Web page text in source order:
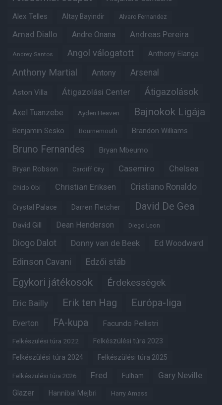
Alex Telles Altay Bayindir Alvaro Fernandez
Amad Diallo Andre Onana Andreas Pereira
Andrey Santos Angol válogatott Anthony Elanga
Anthony Martial Antony Arsenal
Aston Villa Átigazolási Center Átigazolások
Axel Tuanzebe Ayden Heaven Bajnokok Ligája
Benjamin Sesko Bournemouth Brandon Williams
Bruno Fernandes Bryan Mbeumo
Bryan Robson Cardiff City Casemiro Chelsea
Chido Obi Christian Eriksen Cristiano Ronaldo
Crystal Palace Darren Fletcher David De Gea
David Gill Dean Henderson Diego Leon
Diogo Dalot Donny van de Beek Ed Woodward
Edinson Cavani Edzői stáb
Egykori játékosok Érdekességek
Eric Bailly Erik ten Hag Európa-liga
Everton FA-kupa Facundo Pellistri
Felkészülési túra 2022 Felkészülési túra 2023
Felkészülési túra 2024 Felkészülési túra 2025
Felkészülési túra 2026 Fred Fulham Gary Neville
Glazer Hannibal Mejbri Harry Amass